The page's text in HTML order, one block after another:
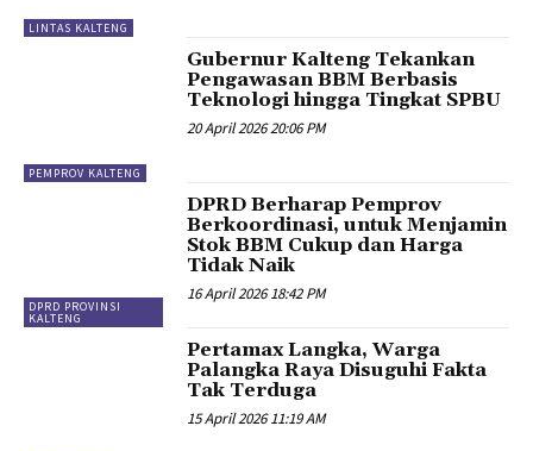
LINTAS KALTENG
PEMPROV KALTENG
Gubernur Kalteng Tekankan
Pengawasan BBM Berbasis
Teknologi hingga Tingkat SPBU
20 April 2026 20:06 PM
DPRD PROVINSI
KALTENG
DPRD Berharap Pemprov
Berkoordinasi, untuk Menjamin
Stok BBM Cukup dan Harga
Tidak Naik
16 April 2026 18:42 PM
Pertamax Langka, Warga
Palangka Raya Disuguhi Fakta
Tak Terduga
15 April 2026 11:19 AM